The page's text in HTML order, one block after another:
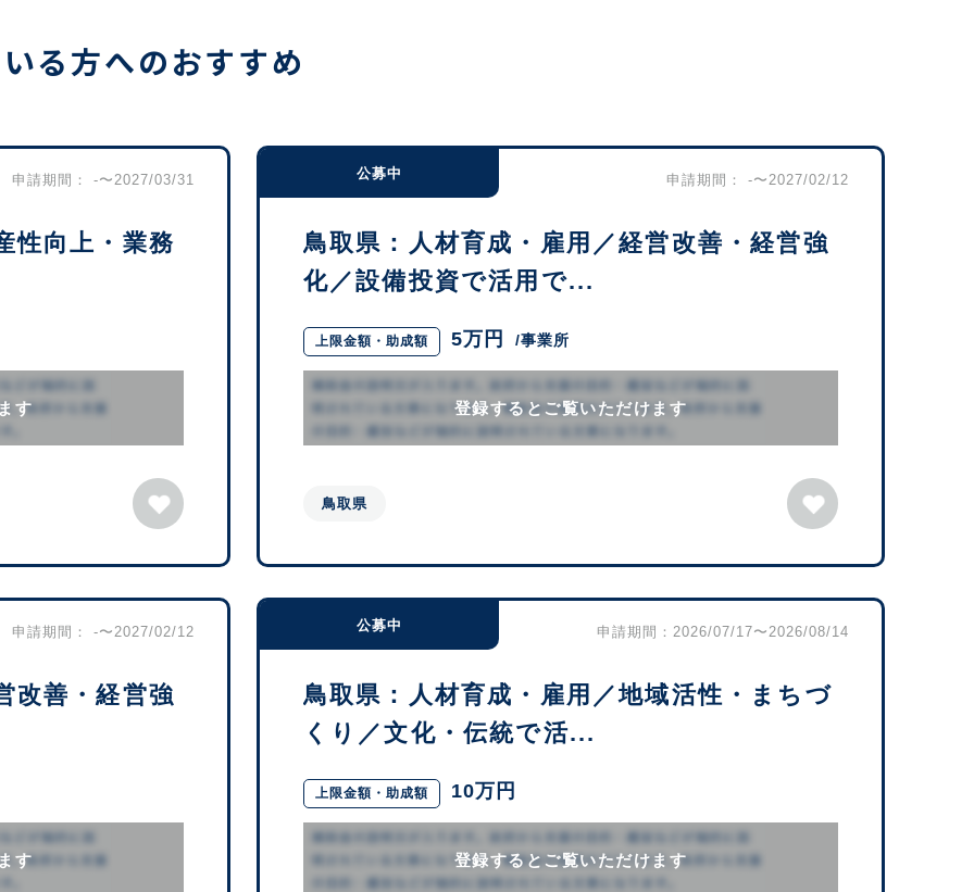
る方へのおすすめ
申請期間： -〜2027/03/31
性向上・業務
す
公募中 申請期間： -〜2027/02/12
鳥取県：人材育成・雇用／経営改善・経営強
化／設備投資で活用で...
上限金額・助成額 5万円 /事業所
登録するとご覧いただけます
鳥取県
申請期間： -〜2027/02/12
改善・経営強
す
公募中 申請期間：2026/07/17〜2026/08/14
鳥取県：人材育成・雇用／地域活性・まちづ
くり／文化・伝統で活...
上限金額・助成額 10万円
登録するとご覧いただけます